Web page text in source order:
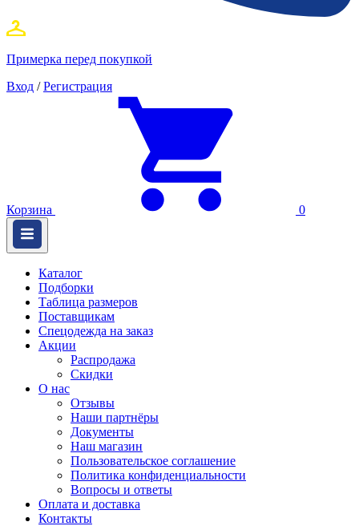
Примерка перед покупкой
Вход / Регистрация
Корзина 0
Каталог
Подборки
Таблица размеров
Поставщикам
Спецодежда на заказ
Акции
Распродажа
Скидки
О нас
Отзывы
Наши партнёры
Документы
Наш магазин
Пользовательское соглашение
Политика конфиденциальности
Вопросы и ответы
Оплата и доставка
Контакты